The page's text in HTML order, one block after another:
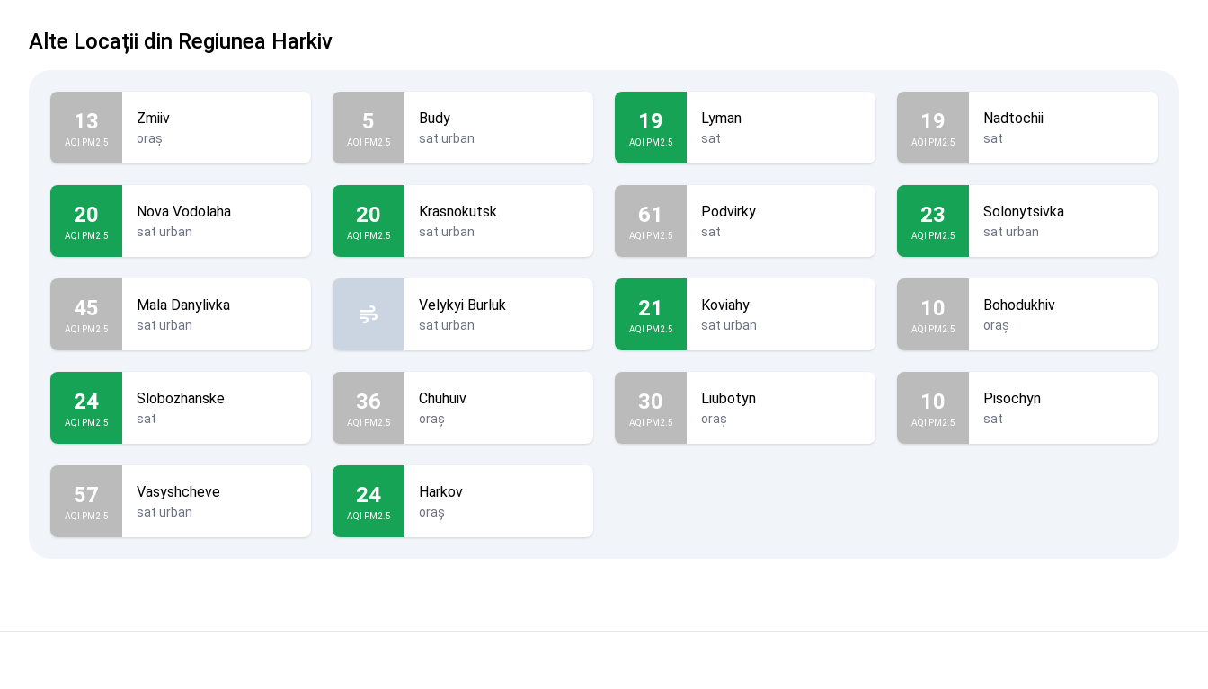
Alte Locații din Regiunea Harkiv
13
AQI PM2.5
Zmiiv
oraș
5
AQI PM2.5
Budy
sat urban
19
AQI PM2.5
Lyman
sat
19
AQI PM2.5
Nadtochii
sat
20
AQI PM2.5
Nova Vodolaha
sat urban
20
AQI PM2.5
Krasnokutsk
sat urban
61
AQI PM2.5
Podvirky
sat
23
AQI PM2.5
Solonytsivka
sat urban
45
AQI PM2.5
Mala Danylivka
sat urban
Velykyi Burluk
sat urban
21
AQI PM2.5
Koviahy
sat urban
10
AQI PM2.5
Bohodukhiv
oraș
24
AQI PM2.5
Slobozhanske
sat
36
AQI PM2.5
Chuhuiv
oraș
30
AQI PM2.5
Liubotyn
oraș
10
AQI PM2.5
Pisochyn
sat
57
AQI PM2.5
Vasyshcheve
sat urban
24
AQI PM2.5
Harkov
oraș